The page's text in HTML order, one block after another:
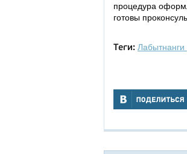
процедура
готовы
Теги: Лабытнанги